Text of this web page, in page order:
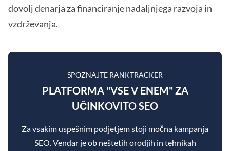
dovolj denarja za financiranje nadaljnjega razvoja in
vzdrževanja.
SPOZNAJTE RANKTRACKER
PLATFORMA "VSE V ENEM" ZA
UČINKOVITO SEO
Za vsakim uspešnim podjetjem stoji močna kampanja
SEO. Vendar je ob neštetih orodjih in tehnikah